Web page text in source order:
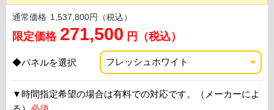
通常価格 1,537,800円（税込）
限定価格 271,500 円（税込）
◆パネルを選択
▼時間指定希望の場合は有料での対応です。（メーカーによ